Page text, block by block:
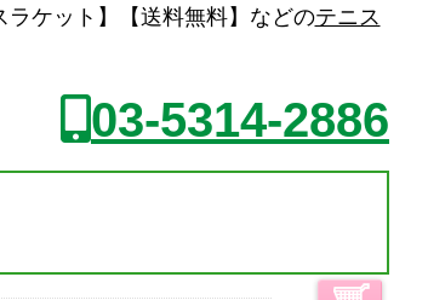
ラケット】【送料無料】などのテニス
03-5314-2886